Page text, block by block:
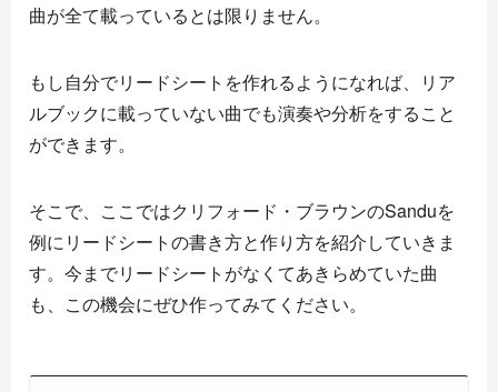
曲が全て載っているとは限りません。
もし自分でリードシートを作れるようになれば、リア
ルブックに載っていない曲でも演奏や分析をすること
ができます。
そこで、ここではクリフォード・ブラウンのSanduを
例にリードシートの書き方と作り方を紹介していきま
す。今までリードシートがなくてあきらめていた曲
も、この機会にぜひ作ってみてください。